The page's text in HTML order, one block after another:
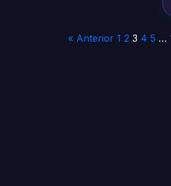
Paginação
« Anterior 1 2 3 4 5 …